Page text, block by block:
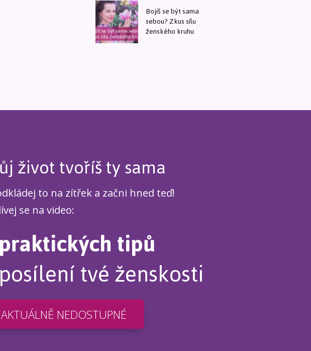
Bojíš se být sama
sebou? Zkus sílu
ženského kruhu
život tvoříš ty sama
to na zítřek a začni hned teď!
se na video:
tipů
tvé ženskosti
AKTUÁLNĚ NEDOSTUPNÉ